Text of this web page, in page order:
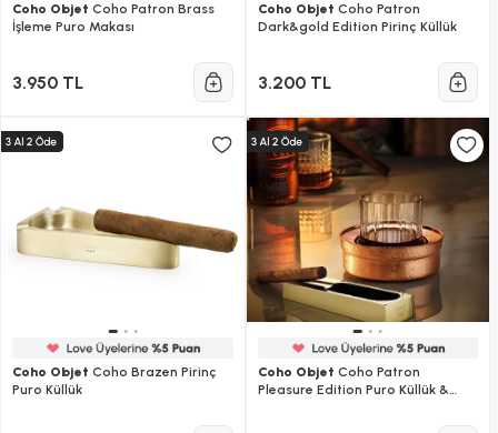
Coho Objet Coho Patron Brass
İşleme Puro Makası
3.950 TL
Coho Objet Coho Patron
Dark&gold Edition Pirinç Küllük
3.200 TL
Coho Objet Coho Brazen Pirinç
Puro Küllük
Coho Objet Coho Patron
Pleasure Edition Puro Küllük &